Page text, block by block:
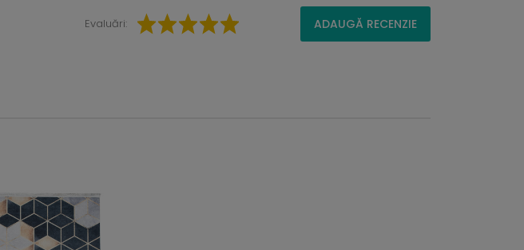
Evaluări: ADAUGĂ RECENZIE